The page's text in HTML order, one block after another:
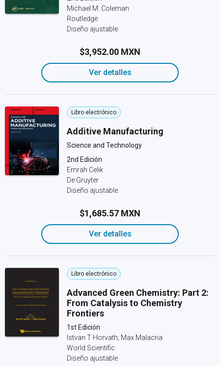
Michael M. Coleman
Routledge
Diseño ajustable
$3,952.00 MXN
Ver detalles
Libro electrónico
Additive Manufacturing
Science and Technology
2nd Edición
Emrah Celik
De Gruyter
Diseño ajustable
$1,685.57 MXN
Ver detalles
Libro electrónico
Advanced Green Chemistry: Part 2:
From Catalysis to Chemistry
Frontiers
1st Edición
Istvan T Horvath; ‎Max Malacria
World Scientific
Diseño ajustable